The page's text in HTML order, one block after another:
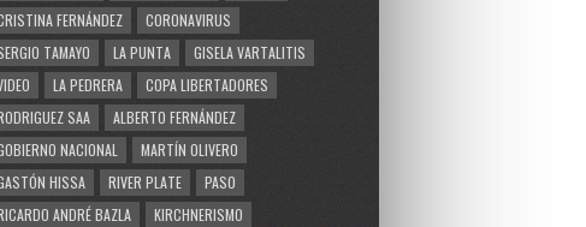
FERNÁNDEZ
CORONAVIRUS
TAMAYO
LA PUNTA
GISELA VARTALITIS
LA PEDRERA
COPA LIBERTADORES
SAA
ALBERTO FERNÁNDEZ
NACIONAL
MARTÍN OLIVERO
HISSA
RIVER PLATE
PASO
ANDRÉ BAZLA
KIRCHNERISMO